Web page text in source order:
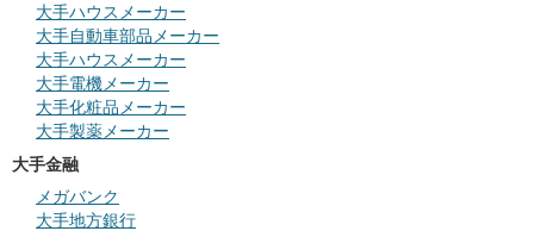
大手ハウスメーカー
大手自動車部品メーカー
大手ハウスメーカー
大手電機メーカー
大手化粧品メーカー
大手製薬メーカー
大手金融
メガバンク
大手地方銀行